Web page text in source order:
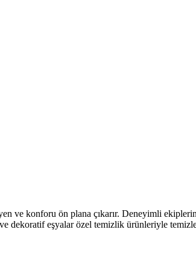
konforu ön plana çıkarır. Deneyimli
eşyalar özel temizlik ürünleriyle